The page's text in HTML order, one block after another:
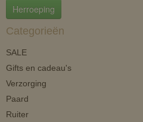
Herroeping
Categorieën
SALE
Gifts en cadeau's
Verzorging
Paard
Ruiter